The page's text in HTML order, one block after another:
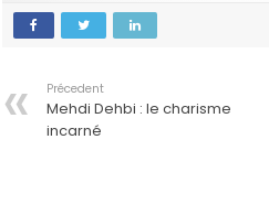
Précedent
Mehdi Dehbi : le charisme
incarné